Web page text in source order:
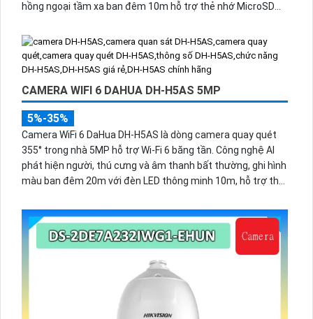
hồng ngoại tầm xa ban đêm 10m hỗ trợ thẻ nhớ MicroSD
CAMERA WIFI 6 DAHUA DH-H5AS 5MP
5%-35%
Camera WiFi 6 DaHua DH-H5AS là dòng camera quay quét
355° trong nhà 5MP hỗ trợ Wi-Fi 6 băng tần. Công nghệ AI
phát hiện người, thú cưng và âm thanh bất thường, ghi hình
màu ban đêm 20m với đèn LED thông minh 10m, hỗ trợ thẻ